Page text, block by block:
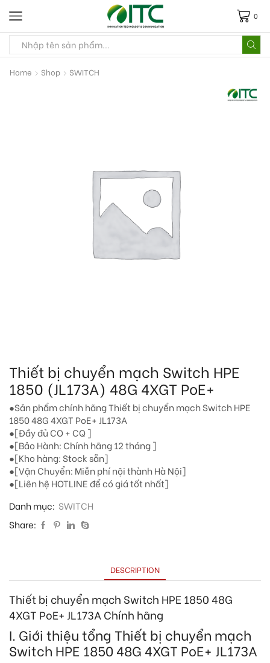
0
Home Shop SWITCH
Thiết bị chuyển mạch Switch HPE
1850 (JL173A) 48G 4XGT PoE+
●Sản phẩm chính hãng Thiết bị chuyển mạch Switch HPE
1850 48G 4XGT PoE+ JL173A
●[Đầy đủ CO + CQ ]
●[Bảo Hành: Chính hãng 12 tháng ]
●[Kho hàng: Stock sẵn]
●[Vận Chuyển: Miễn phí nội thành Hà Nội]
●[Liên hệ HOTLINE để có giá tốt nhất]
Danh mục: SWITCH
Share:
DESCRIPTION
Thiết bị chuyển mạch Switch HPE 1850 48G
4XGT PoE+ JL173A Chính hãng
I. Giới thiệu tổng Thiết bị chuyển mạch
Switch HPE 1850 48G 4XGT PoE+ JL173A